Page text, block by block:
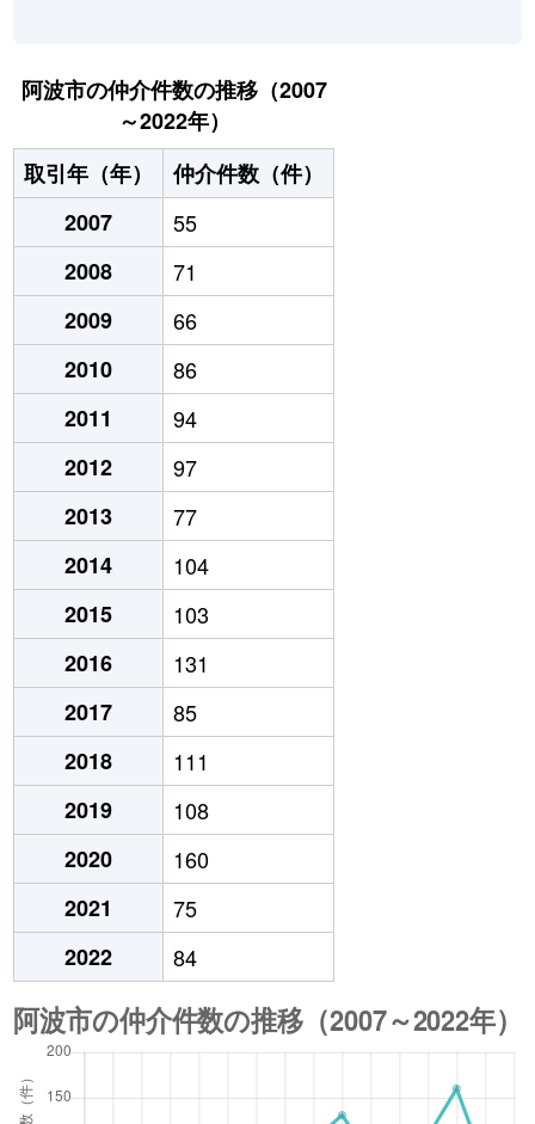
阿波市の仲介件数の推移（2007
～2022年）
取引年（年）
仲介件数（件）
2007
55
2008
71
2009
66
2010
86
2011
94
2012
97
2013
77
2014
104
2015
103
2016
131
2017
85
2018
111
2019
108
2020
160
2021
75
2022
84